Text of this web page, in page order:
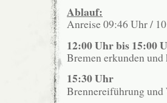
Ablauf:
Anreise 09:46 Uhr /
12:00 Uhr bis 15:00
Bremen erkunden
15:30 Uhr
Brennereiführung